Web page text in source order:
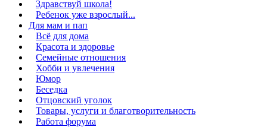
Здравствуй школа!
Ребенок уже взрослый...
Для мам и пап
Всё для дома
Красота и здоровье
Семейные отношения
Хобби и увлечения
Юмор
Беседка
Отцовский уголок
Товары, услуги и благотворительность
Работа форума